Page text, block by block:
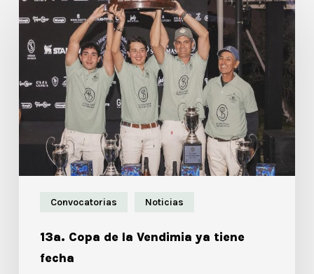
Convocatorias Noticias
13a. Copa de la Vendimia ya tiene
fecha